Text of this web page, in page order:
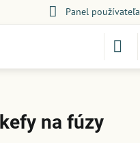
Panel používateľa
na fúzy